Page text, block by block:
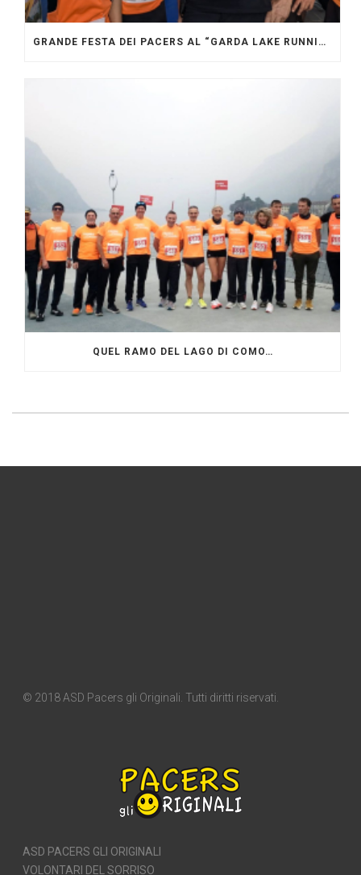
GRANDE FESTA DEI PACERS AL “GARDA LAKE RUNNING FESTIVAL”
QUEL RAMO DEL LAGO DI COMO…
© 2018 ASD Pacers gli Originali. Tutti diritti riservati.
ASD PACERS GLI ORIGINALI
VOLONTARI DEL SORRISO